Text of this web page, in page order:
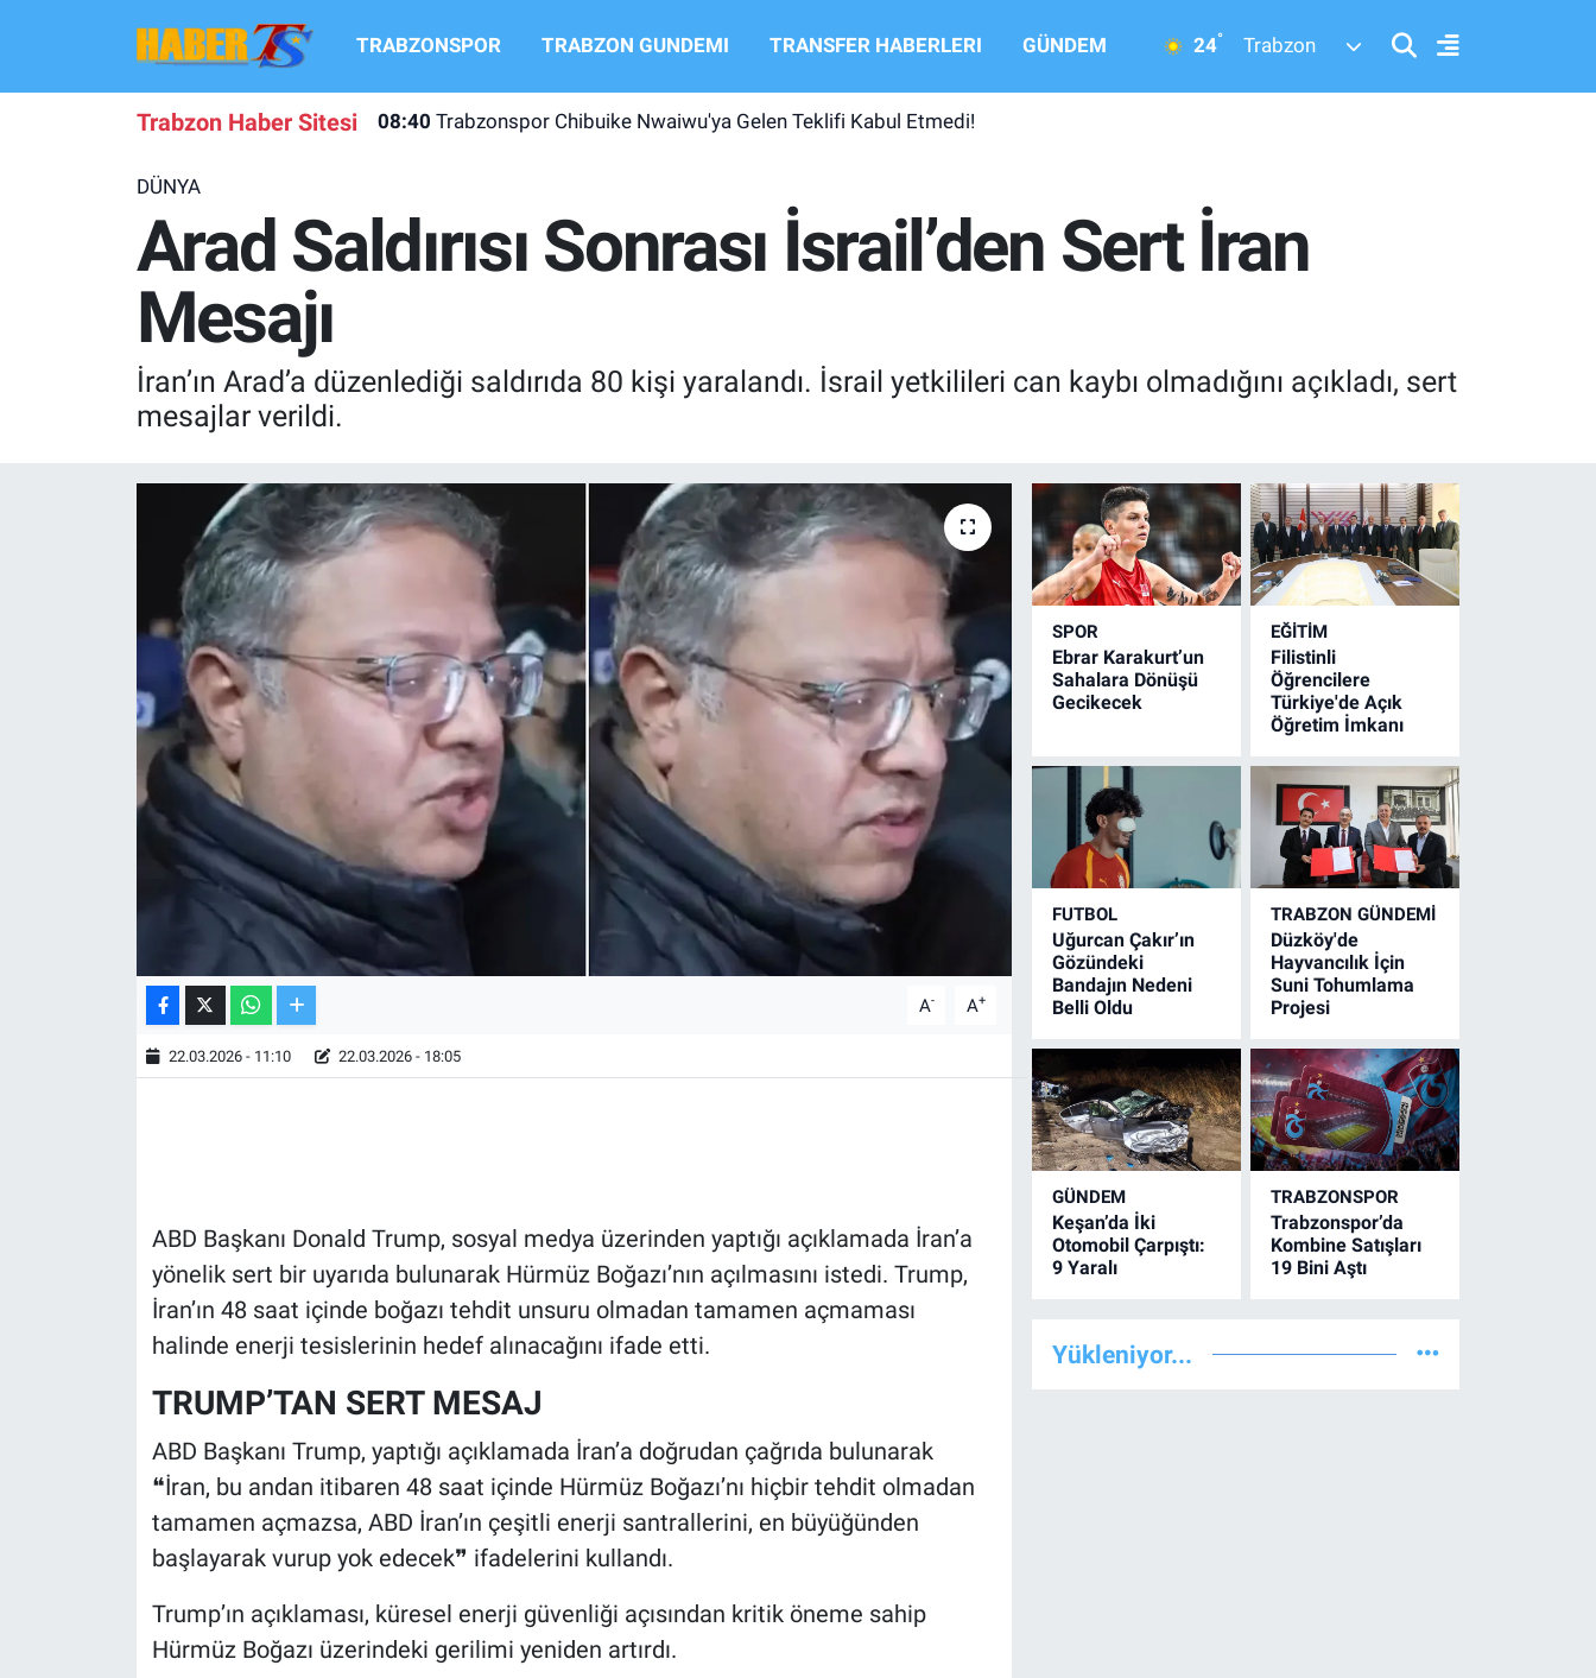
TRABZONSPOR TRABZON GUNDEMI TRANSFER HABERLERI GÜNDEM 24° Trabzon
Trabzon Haber Sitesi 08:40 Trabzonspor Chibuike Nwaiwu'ya Gelen Teklifi Kabul Etmedi!
DÜNYA
Arad Saldırısı Sonrası İsrail’den Sert İran
Mesajı
İran’ın Arad’a düzenlediği saldırıda 80 kişi yaralandı. İsrail yetkilileri can kaybı olmadığını açıkladı, sert
mesajlar verildi.
A- A+
22.03.2026 - 11:10 22.03.2026 - 18:05
ABD Başkanı Donald Trump, sosyal medya üzerinden yaptığı açıklamada İran’a
yönelik sert bir uyarıda bulunarak Hürmüz Boğazı’nın açılmasını istedi. Trump,
İran’ın 48 saat içinde boğazı tehdit unsuru olmadan tamamen açmaması
halinde enerji tesislerinin hedef alınacağını ifade etti.
TRUMP’TAN SERT MESAJ
ABD Başkanı Trump, yaptığı açıklamada İran’a doğrudan çağrıda bulunarak
❝İran, bu andan itibaren 48 saat içinde Hürmüz Boğazı’nı hiçbir tehdit olmadan
tamamen açmazsa, ABD İran’ın çeşitli enerji santrallerini, en büyüğünden
başlayarak vurup yok edecek❞ ifadelerini kullandı.
Trump’ın açıklaması, küresel enerji güvenliği açısından kritik öneme sahip
Hürmüz Boğazı üzerindeki gerilimi yeniden artırdı.
SPOR
Ebrar Karakurt’un
Sahalara Dönüşü
Gecikecek
EĞİTİM
Filistinli
Öğrencilere
Türkiye'de Açık
Öğretim İmkanı
FUTBOL
Uğurcan Çakır’ın
Gözündeki
Bandajın Nedeni
Belli Oldu
TRABZON GÜNDEMİ
Düzköy'de
Hayvancılık İçin
Suni Tohumlama
Projesi
GÜNDEM
Keşan’da İki
Otomobil Çarpıştı:
9 Yaralı
TRABZONSPOR
Trabzonspor’da
Kombine Satışları
19 Bini Aştı
Yükleniyor...
TRABZONSPOR
TRANSFER HABERLERI
KULİS MEYDANI
1461 TRABZON
TV VE SİNEMA
BASKETBOL
SAĞLIK
KÜLTÜR SANAT
MAGAZİN
Bilim, Teknoloji
Hava Durumu
Süper Lig Puan Durumu ve Fikstür
Tüm Manşetler
Son Dakika Haberleri
Haber Arşivi